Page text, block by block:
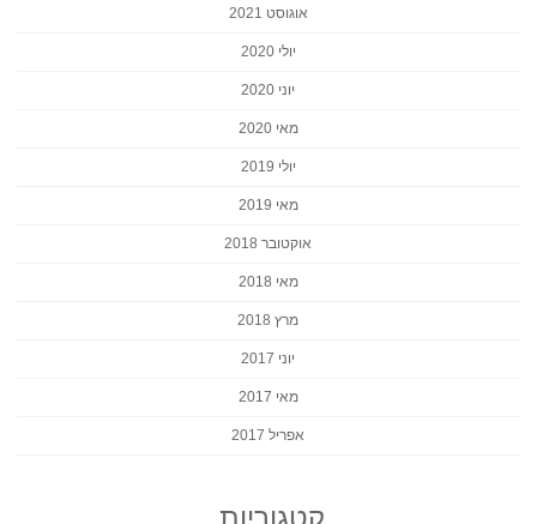
אוגוסט 2021
יולי 2020
יוני 2020
מאי 2020
יולי 2019
מאי 2019
אוקטובר 2018
מאי 2018
מרץ 2018
יוני 2017
מאי 2017
אפריל 2017
קטגוריות